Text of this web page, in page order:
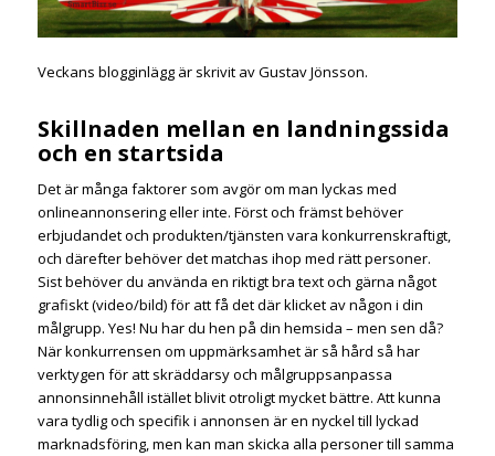
Veckans blogginlägg är skrivit av Gustav Jönsson.
Skillnaden mellan en landningssida
och en startsida
Det är många faktorer som avgör om man lyckas med
onlineannonsering eller inte. Först och främst behöver
erbjudandet och produkten/tjänsten vara konkurrenskraftigt,
och därefter behöver det matchas ihop med rätt personer.
Sist behöver du använda en riktigt bra text och gärna något
grafiskt (video/bild) för att få det där klicket av någon i din
målgrupp. Yes! Nu har du hen på din hemsida – men sen då?
När konkurrensen om uppmärksamhet är så hård så har
verktygen för att skräddarsy och målgruppsanpassa
annonsinnehåll istället blivit otroligt mycket bättre. Att kunna
vara tydlig och specifik i annonsen är en nyckel till lyckad
marknadsföring, men kan man skicka alla personer till samma